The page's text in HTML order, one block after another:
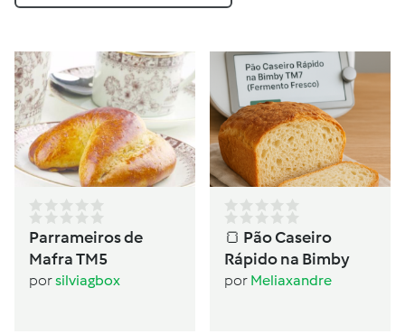
Parrameiros de
Mafra TM5
porsilviagbox
🍞 Pão Caseiro
Rápido na Bimby
por Meliaxandre